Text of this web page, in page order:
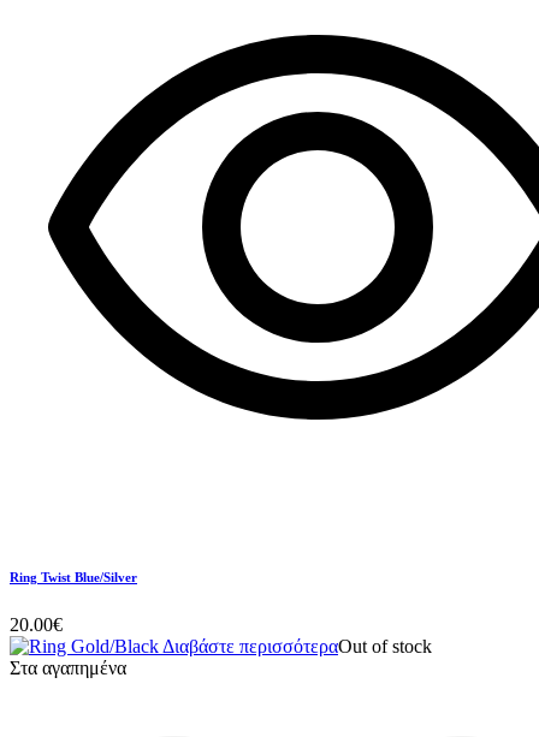
Ring Twist Blue/Silver
20.00€
Διαβάστε περισσότεραOut of stock
Στα αγαπημένα